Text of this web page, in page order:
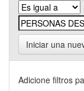
Iniciar una
Adicione filtros